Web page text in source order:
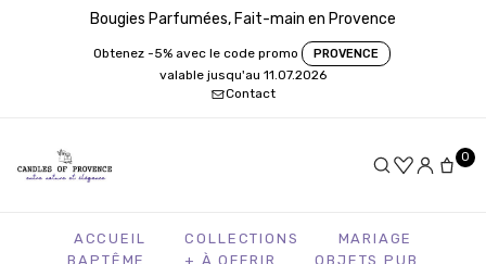
Bougies Parfumées, Fait-main en Provence
Obtenez -5% avec le code promo PROVENCE
valable jusqu'au 11.07.2026
Contact
0
ACCUEIL COLLECTIONS
MARIAGE
BAPTÊME
+ À OFFRIR
OBJETS PUB